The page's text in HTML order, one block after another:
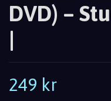
DVD) –
|
249 kr